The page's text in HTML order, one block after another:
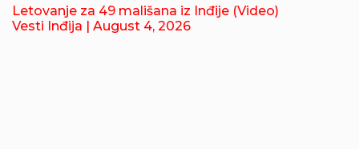
Letovanje za 49 mališana iz Inđije (Video)
Vesti Inđija | August 4, 2026